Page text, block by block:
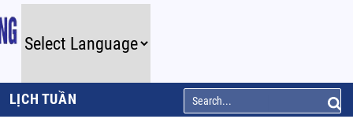
LỊCH TUẦN